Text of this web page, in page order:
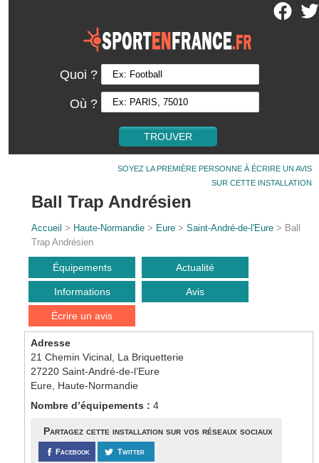
Quoi ?
Où ?
SOYEZ LA PREMIÈRE PERSONNE À ÉCRIRE UN AVIS
SUR CETTE INSTALLATION
Ball Trap Andrésien
Accueil > Haute-Normandie > Eure >Saint-André-de-l'Eure > Ball
Trap Andrésien
Équipements Actualité
Informations Avis
Écrire un avis
Adresse
21 Chemin Vicinal, La Briquetterie
27220 Saint-André-de-l’Eure
Eure, Haute-Normandie
Nombre d’équipements :4
Partagez cette installation sur vos réseaux sociaux
Facebook Twitter